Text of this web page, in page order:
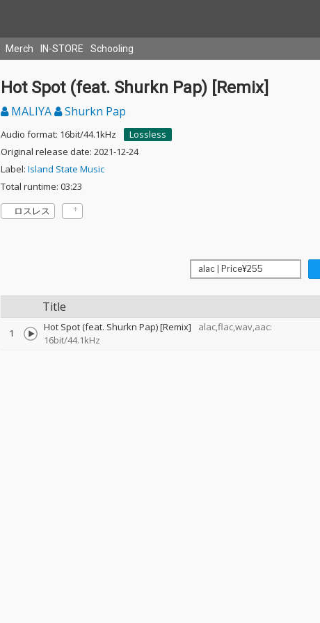
Merch IN-STORE Schooling
Hot Spot (feat. Shurkn Pap) [Remix]
MALIYA Shurkn Pap
Audio format: 16bit/44.1kHz
Lossless
Original release date: 2021-12-24
Label: Island State Music
Total runtime: 03:23
ロスレス
Title
1 Hot Spot (feat. Shurkn Pap) [Remix]
alac,flac,wav,aac:
16bit/44.1kHz